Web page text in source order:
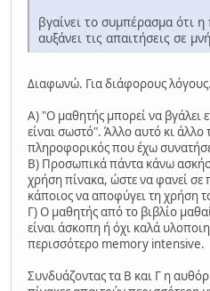
βγαίνει το συμπέρασμα ότι
αυξάνει τις απαιτήσεις σε
Διαφωνώ. Για διάφορους λόγους.
Α) "Ο μαθητής μπορεί να βγάλει
είναι σωστό". Άλλο αυτό κι
πληροφορικός που έχω
Β) Προσωπικά πάντα κάνω
χρήση πίνακα, ώστε να φανεί σε
κάποιος να αποφύγει τη χρήση
Γ) Ο μαθητής από το βιβλίο
είναι άσκοπη ή όχι καλά
περισσότερο memory intensive.
Συνδυάζοντας τα Β και Γ η